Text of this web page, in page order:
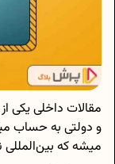
مقالات داخلی یکی
و دولتی به حساب
میشه که